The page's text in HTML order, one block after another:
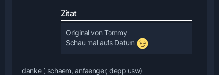
Zitat
Original von Tommy
Schau mal aufs Datum
danke ( schaem, anfaenger, depp usw)